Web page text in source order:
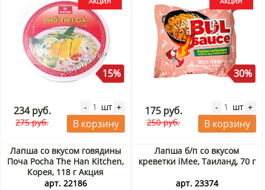
15%
234 руб.
275 руб.
- шт +
В корзину
30%
175 руб.
250 руб.
- шт +
В корзину
Лапша со вкусом говядины
Поча Pocha The Han Kitchen,
Корея, 118 г Акция
арт. 22186
Лапша б/п со вкусом
креветки iMee, Таиланд, 70 г
арт. 23374